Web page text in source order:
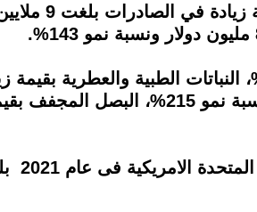
وذكر تقرير "المجلس التصديري" أن محضرات الخضر والمعلبات، جاءت في المركز الثاني، بقيمة زيادة في
أن الخمائر احتلت المركز الرابع، بقيمة زيادة قدرها 7 مليون دولار ونسبة نمو 221%، النباتات الطبية
في الصادرات 6 ملايين دولار ونسبة نمو 19%، الخضار المخلل بقيمة نمو بلغت 5 مليون دولار ونسبة نمو 215%، البصل
وأشار تقرير المجلس